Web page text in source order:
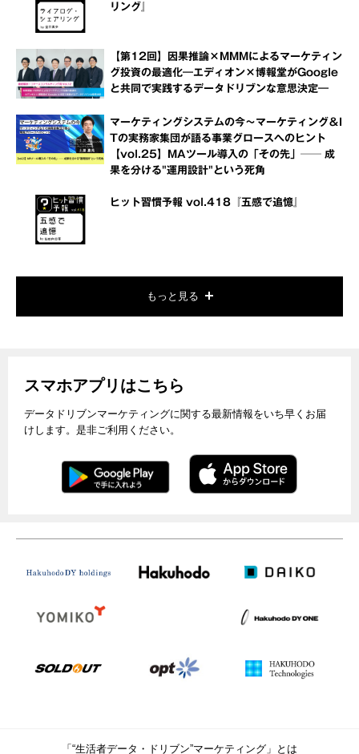
リング』
【第12回】因果推論×MMMによるマーケティン
グ投資の最適化―エディオン×博報堂がGoogle
と共同で実践するデータドリブンな意思決定―
マーケティングシステムの今～マーケティング＆I
Tの実務家集団が語る事業グロースへのヒント
【vol.25】MAツール導入の「その先」── 成
果を分ける"運用設計"という死角
ヒット習慣予報 vol.418『五感で追憶』
もっと見る
スマホアプリはこちら
データドリブンマーケティングに関する最新情報をいち早くお届
けします。是非ご利用ください。
「“生活者データ・ドリブン”マーケティング」とは